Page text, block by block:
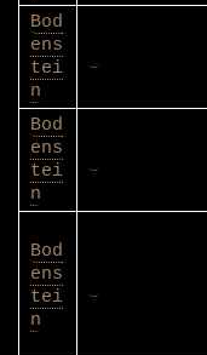
Bod
ens
tei
n
Bod
ens
tei
n
Bod
ens
tei
n